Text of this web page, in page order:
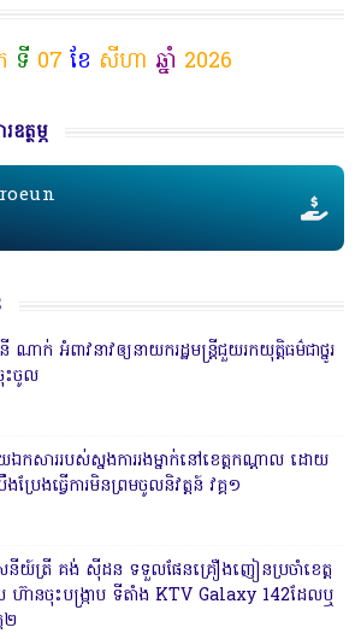
ទី 07 ខែ សីហា ឆ្នាំ 2026
ត្ថម្ភ
ាក់ អំពាវនាវឲ្យនាយករដ្ឋមន្ត្រីជួយរកយុត្តិធម៌ជាថ្នូរ
ះចូល
យឯកសាររបស់ស្នងការរងម្នាក់នៅខេត្តកណ្ដាល ដោយ
ងប្រែងធ្វើការមិនព្រមចូលនិវត្តន៍ វគ្គ១
នីយ៍ត្រី គង់ ស៊ីដន ទទួលផែនគ្រឿងញៀនប្រចាំខេត្ត
ហ៊ានចុះបង្ក្រាប ទីតាំង KTV Galaxy 142ដែលឬ
២